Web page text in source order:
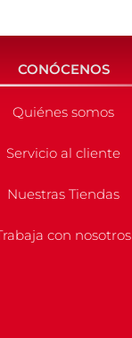
CONÓCENOS
Quiénes somos
Servicio al cliente
Nuestras Tiendas
con nosotros